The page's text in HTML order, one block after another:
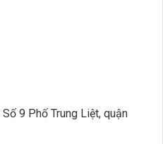
Số 9 Phố Trung Liệt, quận